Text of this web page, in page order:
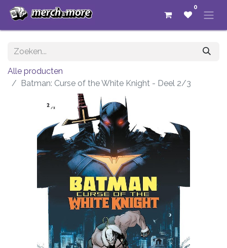
0
Alle producten
Batman: Curse of the White Knight - Deel 2/3